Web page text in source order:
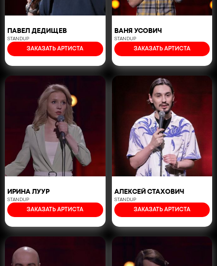
ПАВЕЛ ДЕДИЩЕВ
STANDUP
ЗАКАЗАТЬ АРТИСТА
ВАНЯ УСОВИЧ
STANDUP
ЗАКАЗАТЬ АРТИСТА
ИРИНА ЛУУР
STANDUP
ЗАКАЗАТЬ АРТИСТА
АЛЕКСЕЙ СТАХОВИЧ
STANDUP
ЗАКАЗАТЬ АРТИСТА